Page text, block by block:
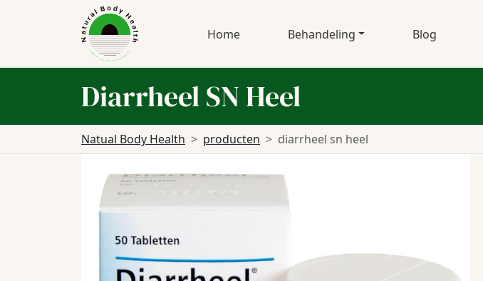
Home Behandeling Blog
Diarrheel SN Heel
Natual Body Health producten diarrheel sn heel